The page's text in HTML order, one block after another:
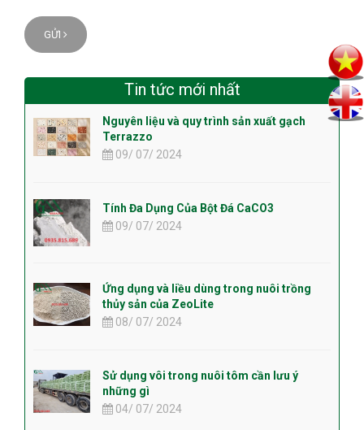
GỬI
Tin tức mới nhất
Nguyên liệu và quy trình sản xuất gạch
Terrazzo
09/ 07/ 2024
Tính Đa Dụng Của Bột Đá CaCO3
09/ 07/ 2024
Ứng dụng và liều dùng trong nuôi trồng
thủy sản của ZeoLite
08/ 07/ 2024
Sử dụng vôi trong nuôi tôm cần lưu ý
những gì
04/ 07/ 2024